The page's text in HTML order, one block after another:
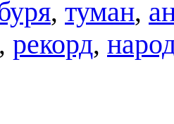
, туман,
, рекорд,